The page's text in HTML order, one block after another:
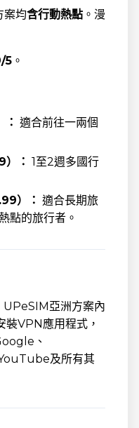
案均含行動熱點 。漫
5 。
適合前往一兩個
： 1至2週多國行
）： 適合長期旅
點的旅行者。
UPeSIM亞洲方案內
裝VPN應用程式，
、
及所有其